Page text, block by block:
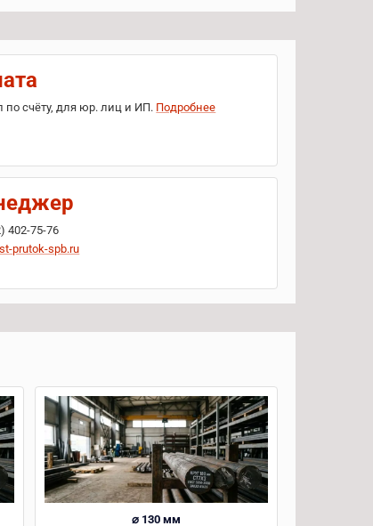
по счёту, для юр. лиц и ИП. Подробнее
402-75-76
prutok-spb.ru
⌀ 130 мм